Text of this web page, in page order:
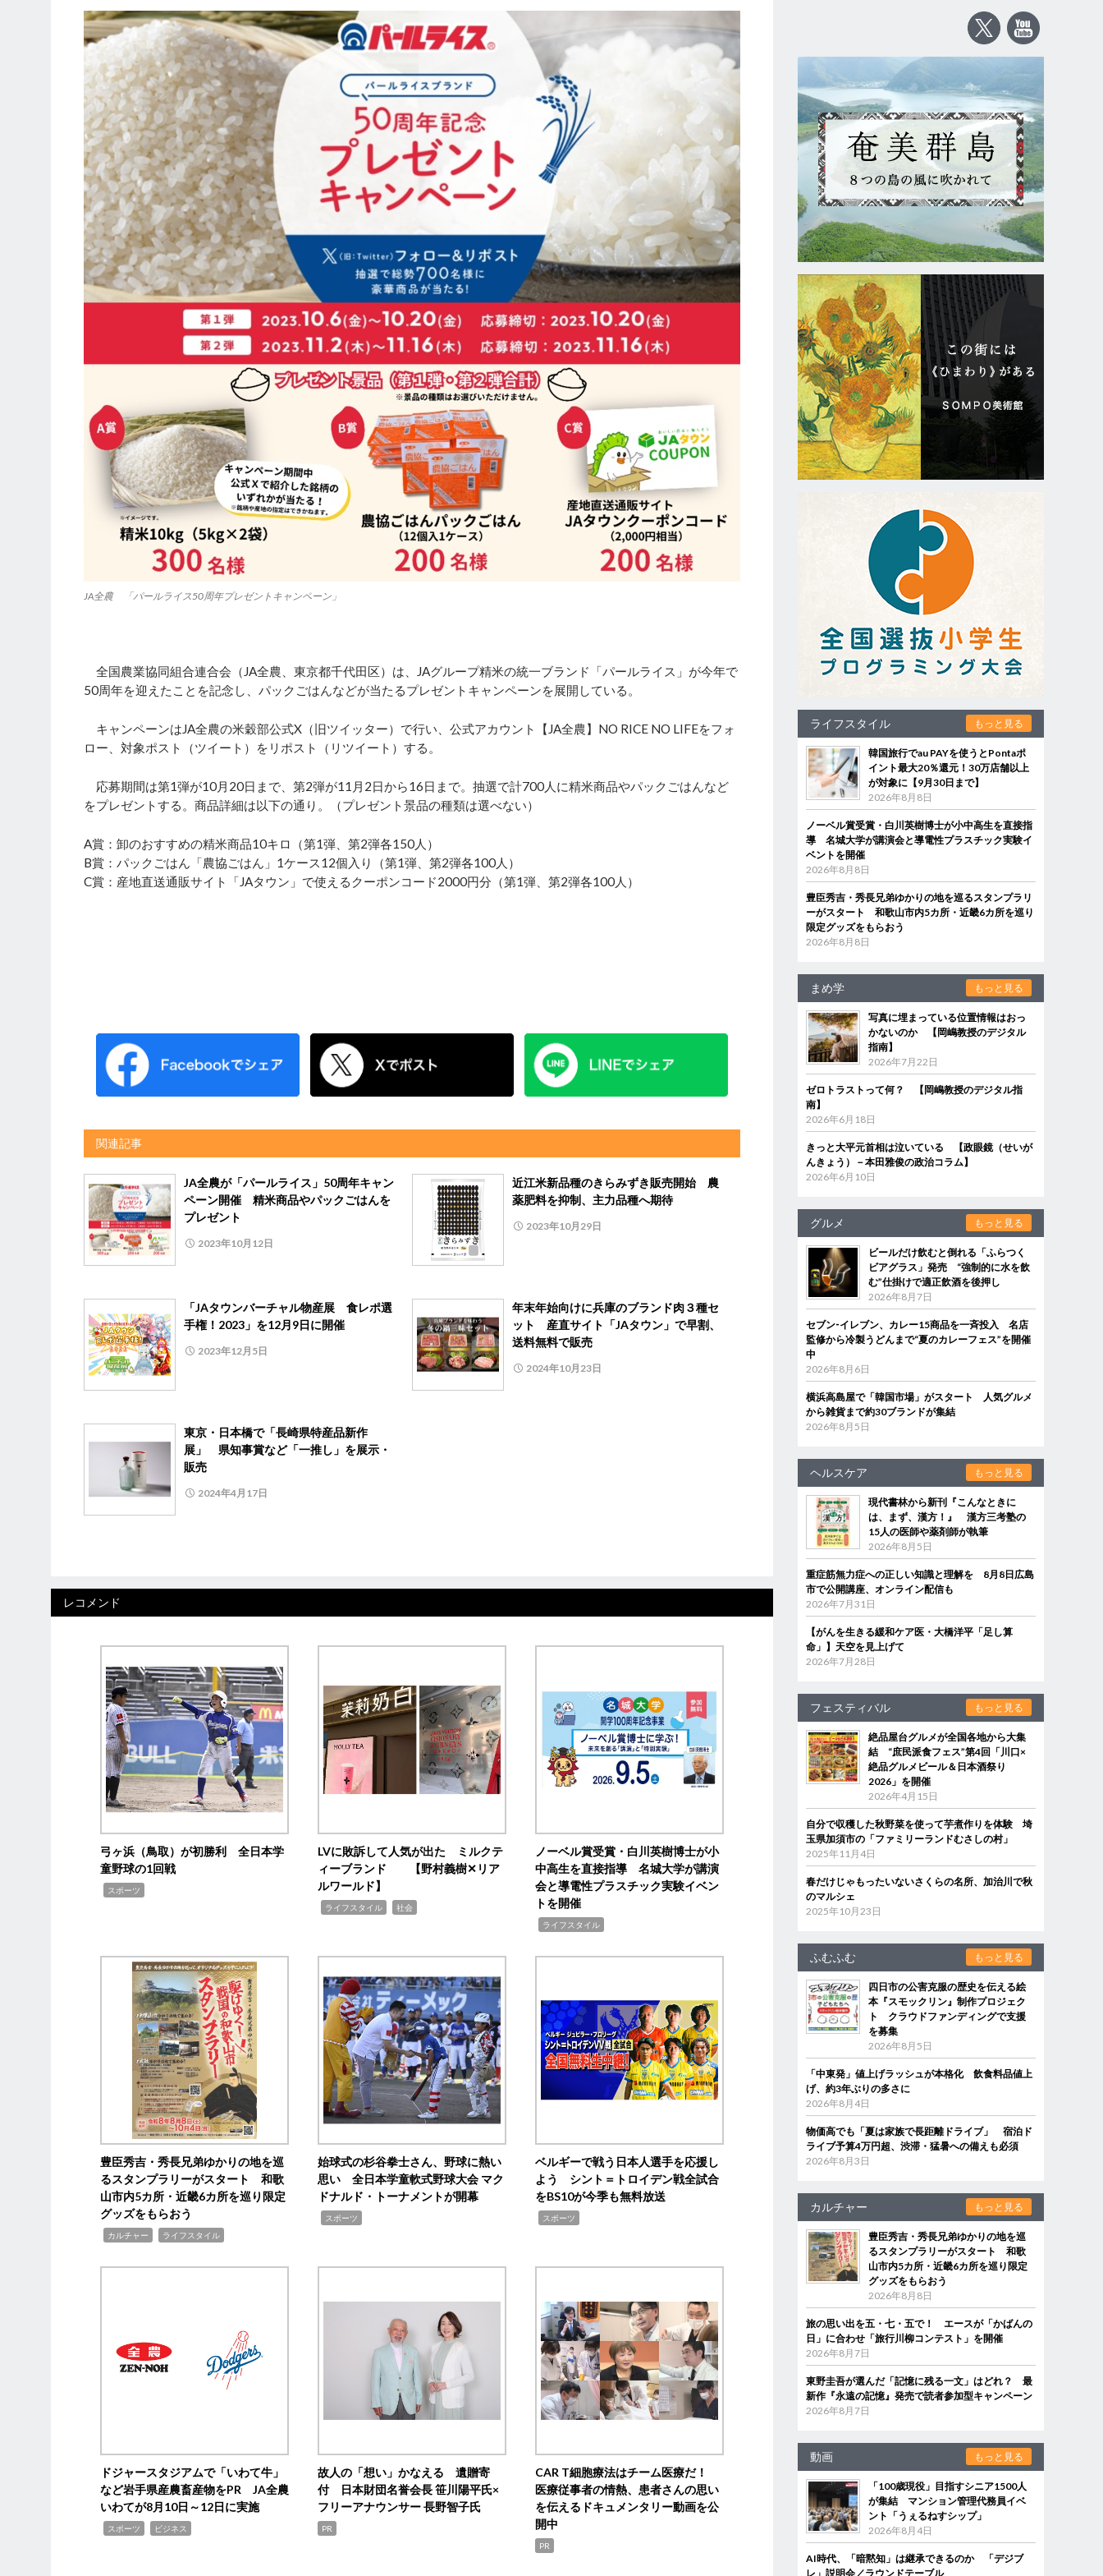
JA全農 「パールライス50周年プレゼントキャンペーン」
全国農業協同組合連合会（JA全農、東京都千代田区）は、JAグループ精米の統一ブランド「パールライス」が今年で
50周年を迎えたことを記念し、パックごはんなどが当たるプレゼントキャンペーンを展開している。
キャンペーンはJA全農の米穀部公式X（旧ツイッター）で行い、公式アカウント【JA全農】NO RICE NO LIFEをフォ
ロー、対象ポスト（ツイート）をリポスト（リツイート）する。
応募期間は第1弾が10月20日まで、第2弾が11月2日から16日まで。抽選で計700人に精米商品やパックごはんなど
をプレゼントする。商品詳細は以下の通り。（プレゼント景品の種類は選べない）
A賞：卸のおすすめの精米商品10キロ（第1弾、第2弾各150人）
B賞：パックごはん「農協ごはん」1ケース12個入り（第1弾、第2弾各100人）
C賞：産地直送通販サイト「JAタウン」で使えるクーポンコード2000円分（第1弾、第2弾各100人）
関連記事
JA全農が「パールライス」50周年キャン
ペーン開催 精米商品やパックごはんを
プレゼント
2023年10月12日
近江米新品種のきらみずき販売開始 農
薬肥料を抑制、主力品種へ期待
2023年10月29日
「JAタウンバーチャル物産展 食レポ選
手権！2023」を12月9日に開催
2023年12月5日
年末年始向けに兵庫のブランド肉３種セ
ット 産直サイト「JAタウン」で早割、
送料無料で販売
2024年10月23日
東京・日本橋で「長崎県特産品新作
展」 県知事賞など「一推し」を展示・
販売
2024年4月17日
レコメンド
弓ヶ浜（鳥取）が初勝利 全日本学
童野球の1回戦
スポーツ
LVに敗訴して人気が出た ミルクテ
ィーブランド 【野村義樹✕リア
ルワールド】
ライフスタイル 社会
ノーベル賞受賞・白川英樹博士が小
中高生を直接指導 名城大学が講演
会と導電性プラスチック実験イベン
トを開催
ライフスタイル
豊臣秀吉・秀長兄弟ゆかりの地を巡
るスタンプラリーがスタート 和歌
山市内5カ所・近畿6カ所を巡り限定
グッズをもらおう
カルチャー ライフスタイル
始球式の杉谷拳士さん、野球に熱い
思い 全日本学童軟式野球大会 マク
ドナルド・トーナメントが開幕
スポーツ
ベルギーで戦う日本人選手を応援し
よう シント＝トロイデン戦全試合
をBS10が今季も無料放送
スポーツ
ドジャースタジアムで「いわて牛」
など岩手県産農畜産物をPR JA全農
いわてが8月10日～12日に実施
スポーツ ビジネス
故人の「想い」かなえる 遺贈寄
付 日本財団名誉会長 笹川陽平氏×
フリーアナウンサー 長野智子氏
PR
CAR T細胞療法はチーム医療だ！
医療従事者の情熱、患者さんの思い
を伝えるドキュメンタリー動画を公
開中
PR
ライフスタイル もっと見る
韓国旅行でau PAYを使うとPontaポ
イント最大20％還元！30万店舗以上
が対象に【9月30日まで】
2026年8月8日
ノーベル賞受賞・白川英樹博士が小中高生を直接指
導 名城大学が講演会と導電性プラスチック実験イ
ベントを開催
2026年8月8日
豊臣秀吉・秀長兄弟ゆかりの地を巡るスタンプラリ
ーがスタート 和歌山市内5カ所・近畿6カ所を巡り
限定グッズをもらおう
2026年8月8日
まめ学 もっと見る
写真に埋まっている位置情報はおっ
かないのか 【岡嶋教授のデジタル
指南】
2026年7月22日
ゼロトラストって何？ 【岡嶋教授のデジタル指
南】
2026年6月18日
きっと大平元首相は泣いている 【政眼鏡（せいが
んきょう）－本田雅俊の政治コラム】
2026年6月10日
グルメ もっと見る
ビールだけ飲むと倒れる「ふらつく
ビアグラス」発売 “強制的に水を飲
む”仕掛けで適正飲酒を後押し
2026年8月7日
セブン‐イレブン、カレー15商品を一斉投入 名店
監修から冷製うどんまで“夏のカレーフェス”を開催
中
2026年8月6日
横浜高島屋で「韓国市場」がスタート 人気グルメ
から雑貨まで約30ブランドが集結
2026年8月5日
ヘルスケア もっと見る
現代書林から新刊『こんなときに
は、まず、漢方！』 漢方三考塾の
15人の医師や薬剤師が執筆
2026年8月5日
重症筋無力症への正しい知識と理解を 8月8日広島
市で公開講座、オンライン配信も
2026年7月31日
【がんを生きる緩和ケア医・大橋洋平「足し算
命」】天空を見上げて
2026年7月28日
フェスティバル もっと見る
絶品屋台グルメが全国各地から大集
結 “庶民派食フェス”第4回「川口×
絶品グルメビール＆日本酒祭り
2026」を開催
2026年4月15日
自分で収穫した秋野菜を使って芋煮作りを体験 埼
玉県加須市の「ファミリーランドむさしの村」
2025年11月4日
春だけじゃもったいないさくらの名所、加治川で秋
のマルシェ
2025年10月23日
ふむふむ もっと見る
四日市の公害克服の歴史を伝える絵
本『スモックリン』制作プロジェク
ト クラウドファンディングで支援
を募集
2026年8月5日
「中東発」値上げラッシュが本格化 飲食料品値上
げ、約3年ぶりの多さに
2026年8月4日
物価高でも「夏は家族で長距離ドライブ」 宿泊ド
ライブ予算4万円超、渋滞・猛暑への備えも必須
2026年8月3日
カルチャー もっと見る
豊臣秀吉・秀長兄弟ゆかりの地を巡
るスタンプラリーがスタート 和歌
山市内5カ所・近畿6カ所を巡り限定
グッズをもらおう
2026年8月8日
旅の思い出を五・七・五で！ エースが「かばんの
日」に合わせ「旅行川柳コンテスト」を開催
2026年8月7日
東野圭吾が選んだ「記憶に残る一文」はどれ？ 最
新作『永遠の記憶』発売で読者参加型キャンペーン
2026年8月7日
動画 もっと見る
「100歳現役」目指すシニア1500人
が集結 マンション管理代務員イベ
ント「うぇるねすシップ」
2026年8月4日
AI時代、「暗黙知」は継承できるのか 「デジブ
レ」説明会／ラウンドテーブル